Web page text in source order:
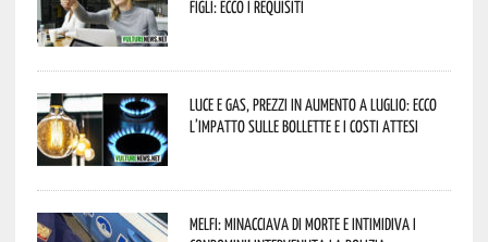
figli: ecco i requisiti
Luce e gas, prezzi in aumento a luglio: ecco
l’impatto sulle bollette e i costi attesi
Melfi: minacciava di morte e intimidiva i